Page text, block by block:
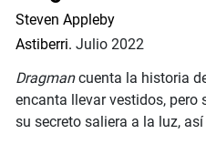
Steven Appleby
Astiberri. Julio 2022
Dragmancuenta la historia
encanta llevar vestidos, pero
su secreto saliera a la luz,